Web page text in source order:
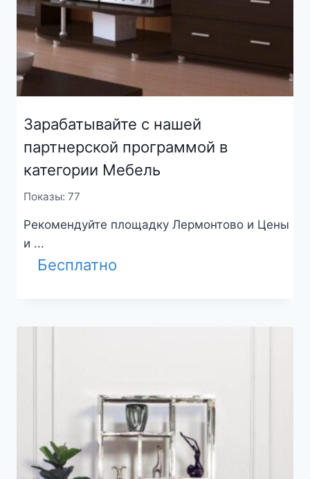
Зарабатывайте с нашей
партнерской программой в
категории Мебель
Показы: 77
Рекомендуйте площадку Лермонтово и Цены
и ...
Бесплатно